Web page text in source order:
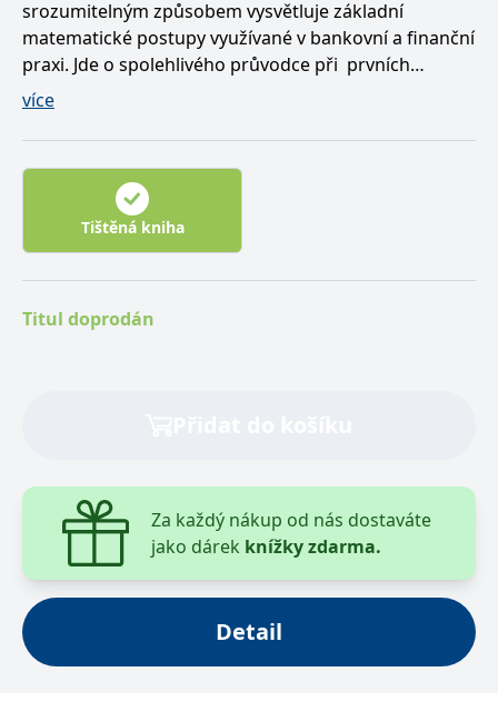
srozumitelným způsobem vysvětluje základní
matematické postupy využívané v bankovní a finanční
praxi. Jde o spolehlivého průvodce při prvních
krocích do tajů finančních výpočtů, aniž by čtenář
znalosti. První část knihy vysvětluje matematické
metody a postupy využívané v oblasti financí, druhá
část je zaměřena na konkrétní aplikace těchto
postupů u všech důležitých bankovních a finančních
produktů (např. běžné účty, spoření, hypoteční úvěry,
spotřebitelské úvěry, směnečné obchody, faktoring a
devizové obchody, finanční termínové obchody aj.).
financí.
více
Tištěná kniha
Titul doprodán
Za každý nákup od nás dostaváte
jako dárek knížky zdarma.
Detail